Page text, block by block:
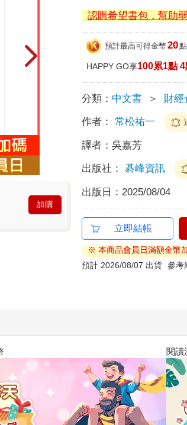
加購
認購希望書包，幫助
預計最高可得金幣 20點
HAPPY GO享100累1點
分類： 中文書 ＞ 財經
作者： 常松祐一
譯者：吳嘉芳
出版社： 碁峰資訊
出版日： 2025/08/04
立即結帳
※ 本商品會員日滿額金幣
預計 2026/08/07 出貨 參
閱讀漫遊錄-